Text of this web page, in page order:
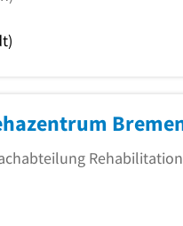
Rehabilitation